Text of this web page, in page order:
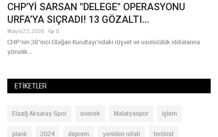
CHP’Yİ SARSAN "DELEGE" OPERASYONU
URFA’YA SIÇRADI! 13 GÖZALTI...
Mayıs 23, 2026 0
CHP’nin 38’inci Olağan Kurultayı’ndaki rüşvet ve usulsüzlük iddialarına
yönelik...
ETIKETLER
Elazığ Aksaray Spor siverek Malatyaspor işlem
planlı 2024 deprem yeniden refah terörist